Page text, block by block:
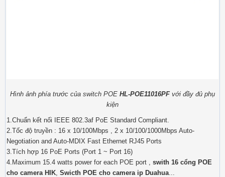
Hình ảnh phía trước của switch POE HL-POE11016PF với đầy đủ phụ
kiện
1.Chuẩn kết nối IEEE 802.3af PoE Standard Compliant.
2.Tốc độ truyền : 16 x 10/100Mbps , 2 x 10/100/1000Mbps Auto-
Negotiation and Auto-MDIX Fast Ethernet RJ45 Ports
3.Tích hợp 16 PoE Ports (Port 1 ~ Port 16)
4.Maximum 15.4 watts power for each POE port , swith 16 cổng POE
cho camera HIK Swicth POE cho camera ip Duahua